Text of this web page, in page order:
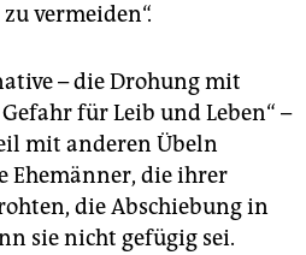
vermeiden“.
– die Drohung mit
für Leib und Leben“ –
mit anderen Übeln
Ehemänner, die ihrer
die Abschiebung in
sie nicht gefügig sei.